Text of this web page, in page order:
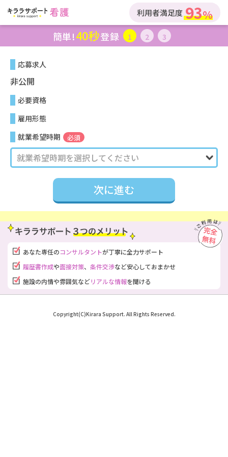
利用者満足度 93
簡単!40秒登録 1 2 3
応募求人
非公開
必要資格
雇用形態
就業希望時期
必須
次に進む
あなた専任のコンサルタントが丁寧に全力サポート
履歴書作成や面接対策、 条件交渉など安心しておまかせ
施設の内情や雰囲気などリアルな情報を聞ける
Copyright(C)Kirara Support. All Rights Reserved.